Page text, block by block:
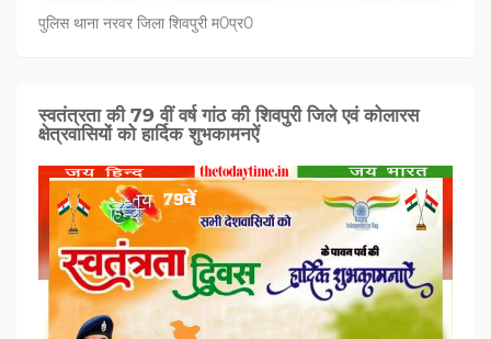
पुलिस थाना नरवर जिला शिवपुरी म0प्र0
स्वतंत्रता की 79 वीं वर्ष गांठ की शिवपुरी जिले एवं कोलारस
क्षेत्रवासियों को हार्दिक शुभकामनऐं